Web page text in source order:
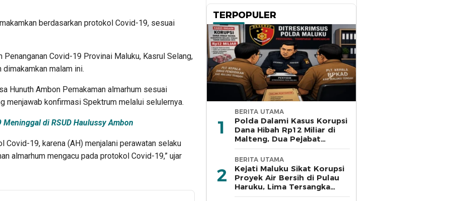
berdasarkan protokol Covid-19, sesuai
Penanganan Covid-19 Provinai Maluku, Kasrul Selang,
malam ini.
Hunuth Ambon Pemakaman almarhum sesuai
menjawab konfirmasi Spektrum melalui selulernya.
di RSUD Haulussy Ambon
Covid-19, karena (AH) menjalani perawatan selaku
almarhum mengacu pada protokol Covid-19,” ujar
TERPOPULER
1
BERITA UTAMA
Polda Dalami Kasus Korupsi
Dana Hibah Rp12 Miliar di
Malteng, Dua Pejabat
Pemkab Diperiksa
2
BERITA UTAMA
Kejati Maluku Sikat Korupsi
Proyek Air Bersih di Pulau
Haruku, Lima Tersangka
Ditahan